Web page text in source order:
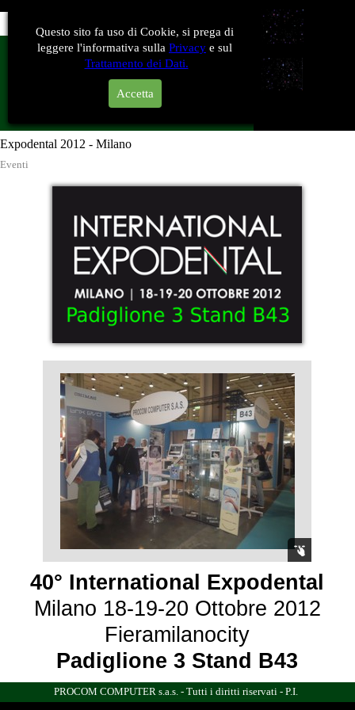
Tecnologia nel settore dentale
Expodental 2012 - Milano
Eventi
40° International Expodental
Milano 18-19-20 Ottobre 2012
Fieramilanocity
Padiglione 3 Stand B43
PROCOM COMPUTER s.a.s. - Tutti i diritti riservati - P.I.
Questo sito fa uso di Cookie, si prega di
leggere l'informativa sulla Privacy e sul
Trattamento dei Dati.
Accetta